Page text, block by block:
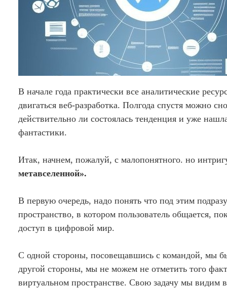
В начале года практически все аналитические
двигаться веб-разработка. Полгода спустя можно
действительно ли состоялась тенденция и уже
фантастики.
Итак, начнем, пожалуй, с малопонятного. но
метавселенной».
В первую очередь, надо понять что под этим
пространство, в котором пользователь общается,
доступ в цифровой мир.
С одной стороны, посовещавшись с командой, мы
другой стороны, мы не можем не отметить того
виртуальном пространстве. Свою задачу мы